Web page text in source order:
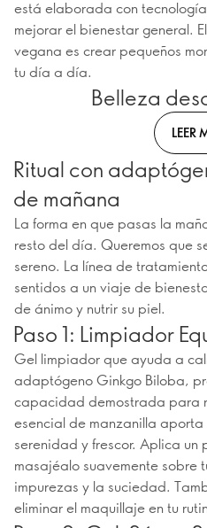
está elaborada con
mejorar el bienestar general.
vegana es crear pequeños
tu día a día.
Belleza
LEER
Ritual con
de mañana
La forma en que pasas la
resto del día. Queremos que
sereno. La línea de
sentidos a un viaje de
de ánimo y nutrir su piel.
Paso 1: Limpiador
Gel limpiador que ayuda a
adaptógeno Ginkgo Biloba,
capacidad demostrada para
esencial de manzanilla aporta
serenidad y frescor. Aplica un
masajéalo suavemente sobre
impurezas y la suciedad.
eliminar el maquillaje en tu